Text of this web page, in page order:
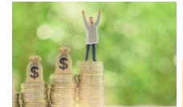
到人生答案